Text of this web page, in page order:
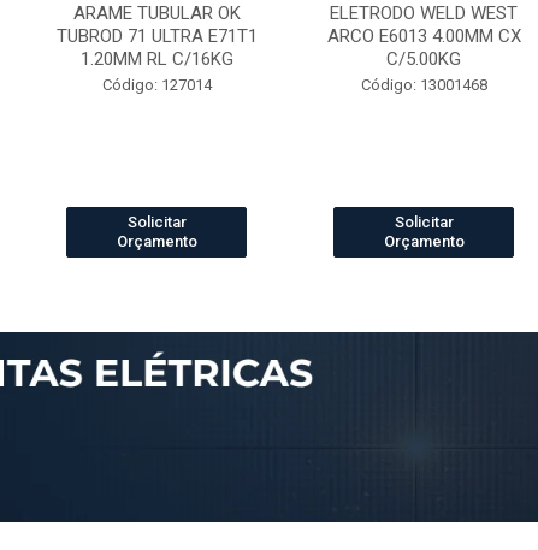
ARAME TUBULAR OK
TUBROD 71 ULTRA E71T1
1.20MM RL C/16KG
Código: 127014
Solicitar
Orçamento
ELETRODO WELD WEST
ARCO E6013 4.00MM CX
C/5.00KG
Código: 13001468
Solicitar
Orçamento